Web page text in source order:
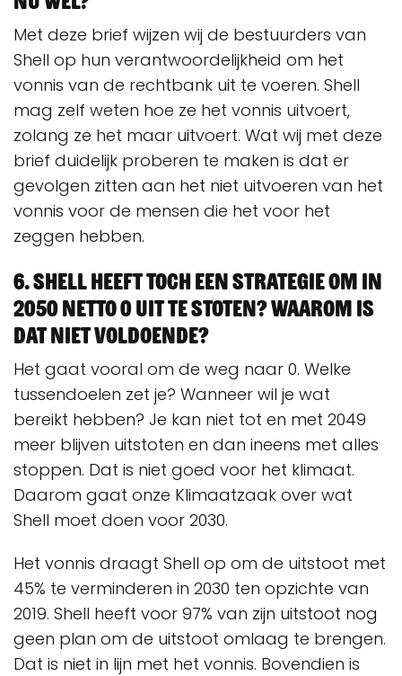
Met deze brief wijzen wij de bestuurders van
Shell op hun verantwoordelijkheid om het
vonnis van de rechtbank uit te voeren. Shell
mag zelf weten hoe ze het vonnis uitvoert,
zolang ze het maar uitvoert. Wat wij met deze
brief duidelijk proberen te maken is dat er
gevolgen zitten aan het niet uitvoeren van het
vonnis voor de mensen die het voor het
zeggen hebben.
6. Shell heeft toch een strategie om in
2050 netto 0 uit te stoten? Waarom is
dat niet voldoende?
Het gaat vooral om de weg naar 0. Welke
tussendoelen zet je? Wanneer wil je wat
bereikt hebben? Je kan niet tot en met 2049
meer blijven uitstoten en dan ineens met alles
stoppen. Dat is niet goed voor het klimaat.
Daarom gaat onze Klimaatzaak over wat
Shell moet doen voor 2030.
Het vonnis draagt Shell op om de uitstoot met
45% te verminderen in 2030 ten opzichte van
2019. Shell heeft voor 97% van zijn uitstoot nog
geen plan om de uitstoot omlaag te brengen.
Dat is niet in lijn met het vonnis. Bovendien is